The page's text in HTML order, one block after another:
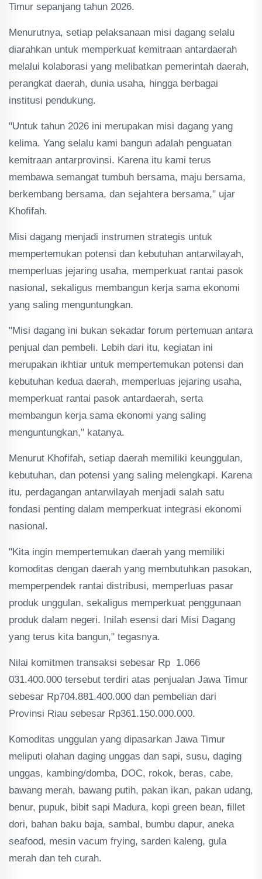
Timur sepanjang tahun 2026.
Menurutnya, setiap pelaksanaan misi dagang selalu
diarahkan untuk memperkuat kemitraan antardaerah
melalui kolaborasi yang melibatkan pemerintah daerah,
perangkat daerah, dunia usaha, hingga berbagai
institusi pendukung.
"Untuk tahun 2026 ini merupakan misi dagang yang
kelima. Yang selalu kami bangun adalah penguatan
kemitraan antarprovinsi. Karena itu kami terus
membawa semangat tumbuh bersama, maju bersama,
berkembang bersama, dan sejahtera bersama," ujar
Khofifah.
Misi dagang menjadi instrumen strategis untuk
mempertemukan potensi dan kebutuhan antarwilayah,
memperluas jejaring usaha, memperkuat rantai pasok
nasional, sekaligus membangun kerja sama ekonomi
yang saling menguntungkan.
"Misi dagang ini bukan sekadar forum pertemuan antara
penjual dan pembeli. Lebih dari itu, kegiatan ini
merupakan ikhtiar untuk mempertemukan potensi dan
kebutuhan kedua daerah, memperluas jejaring usaha,
memperkuat rantai pasok antardaerah, serta
membangun kerja sama ekonomi yang saling
menguntungkan," katanya.
Menurut Khofifah, setiap daerah memiliki keunggulan,
kebutuhan, dan potensi yang saling melengkapi. Karena
itu, perdagangan antarwilayah menjadi salah satu
fondasi penting dalam memperkuat integrasi ekonomi
nasional.
"Kita ingin mempertemukan daerah yang memiliki
komoditas dengan daerah yang membutuhkan pasokan,
memperpendek rantai distribusi, memperluas pasar
produk unggulan, sekaligus memperkuat penggunaan
produk dalam negeri. Inilah esensi dari Misi Dagang
yang terus kita bangun," tegasnya.
Nilai komitmen transaksi sebesar Rp 1.066
031.400.000 tersebut terdiri atas penjualan Jawa Timur
sebesar Rp704.881.400.000 dan pembelian dari
Provinsi Riau sebesar Rp361.150.000.000.
Komoditas unggulan yang dipasarkan Jawa Timur
meliputi olahan daging unggas dan sapi, susu, daging
unggas, kambing/domba, DOC, rokok, beras, cabe,
bawang merah, bawang putih, pakan ikan, pakan udang,
benur, pupuk, bibit sapi Madura, kopi green bean, fillet
dori, bahan baku baja, sambal, bumbu dapur, aneka
seafood, mesin vacum frying, sarden kaleng, gula
merah dan teh curah.